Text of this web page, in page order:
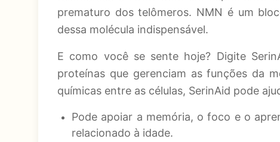
prematuro dos telômeros. NMN é um
dessa molécula indispensável.
E como você se sente hoje? Digite
proteínas que gerenciam as funções da
químicas entre as células, SerinAid pode
Pode apoiar a memória, o foco e o
relacionado à idade.